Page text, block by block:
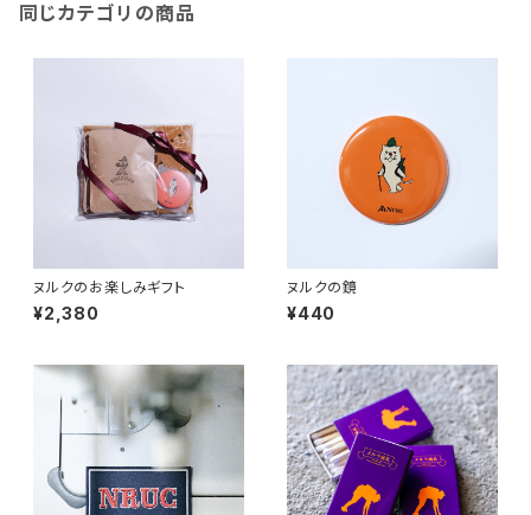
同じカテゴリの商品
ヌルクのお楽しみギフト
¥2,380
ヌルクの鏡
¥440